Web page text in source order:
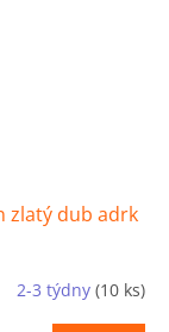
zlatý dub adrk
2-3 týdny (10 ks)